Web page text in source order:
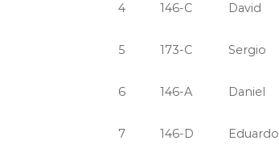
4 146-C David
5 173-C Sergio
6 146-A Daniel
7 146-D Eduardo